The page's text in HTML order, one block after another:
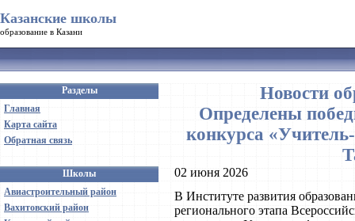
Казанские школы
образование в Казани
Разделы
Главная
Карта сайта
Обратная связь
Школы
Авиастроительный район
Вахитовский район
Новости
Определены
конкурса
02 июня 2026
В Институте развития
регионального этапа